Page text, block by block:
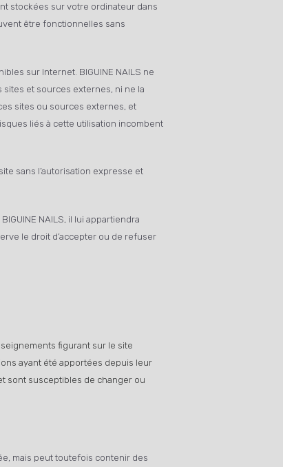
stockées sur votre ordinateur dans
être fonctionnelles sans
sur Internet. BIGUINE NAILS ne
et sources externes, ni ne la
sites ou sources externes, et
liés à cette utilisation incombent
sans l’autorisation expresse et
NAILS, il lui appartiendra
le droit d’accepter ou de refuser
figurant sur le site
ayant été apportées depuis leur
sont susceptibles de changer ou
mais peut toutefois contenir des